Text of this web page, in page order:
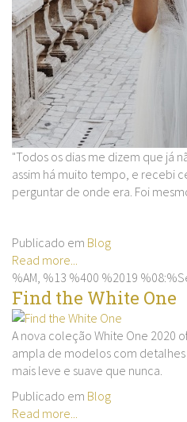
"Todos os dias me dizem que já
assim há muito tempo, e recebi
perguntar de onde era. Foi
Publicado em Blog
Read more...
%AM, %13 %400 %2019
Find the White One
A nova coleção White One 2020
ampla de modelos com
mais leve e suave que nunca.
Publicado em Blog
Read more...